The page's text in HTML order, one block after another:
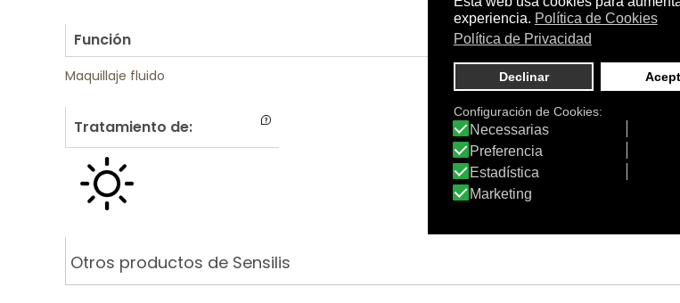
Tamaño:30 ml.
Función
Maquillaje fluido
Tratamiento de:
Otros productos de Sensilis